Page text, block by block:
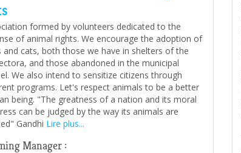
formed by volunteers dedicated to the
of animal rights. We encourage the adoption of
and cats, both those we have in shelters of the
and those abandoned in the municipal
We also intend to sensitize citizens through
programs. Let's respect animals to be a better
being. "The greatness of a nation and its moral
can be judged by the way its animals are
Gandhi Lire plus...
Manager :